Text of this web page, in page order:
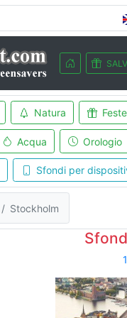
Natura Feste
Acqua Orologio
Sfondi per
Stockholm